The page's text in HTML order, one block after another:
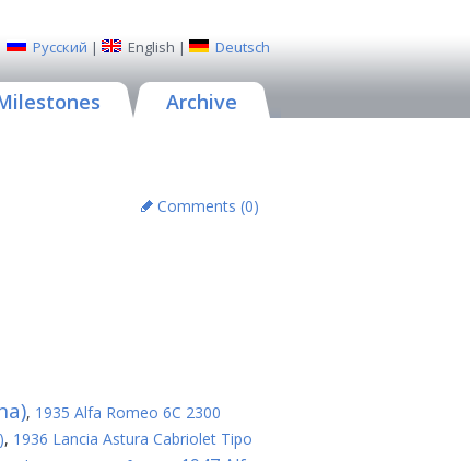
Русский | English | Deutsch
Archive
Comments (0)
, 1935 Alfa Romeo 6C 2300
, 1936 Lancia Astura Cabriolet Tipo